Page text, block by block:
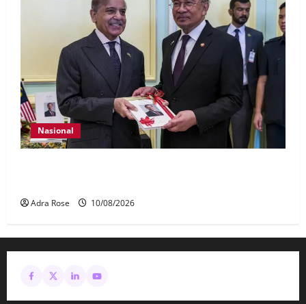
Nasional
Adra Rose 10/08/2026